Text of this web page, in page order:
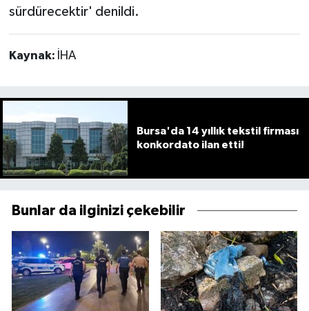
sürdürecektir' denildi.
Kaynak: İHA
Bursa'da 14 yıllık tekstil firması
konkordato ilan etti!
Bunlar da ilginizi çekebilir